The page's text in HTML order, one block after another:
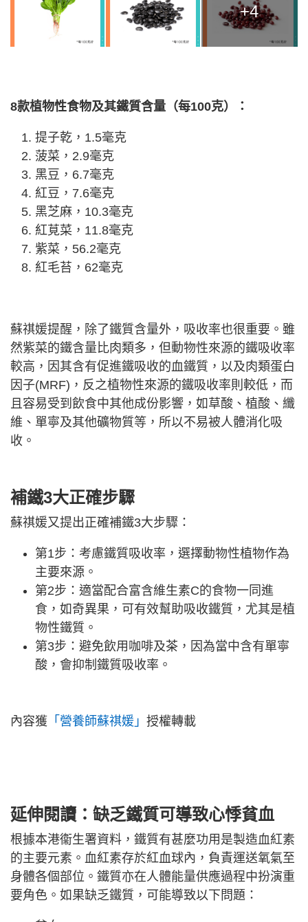
+4
8款植物性食物及其鐵質含量（每100克）：
提子乾，1.5毫克
菠菜，2.9毫克
黑豆，6.7毫克
紅豆，7.6毫克
黑芝麻，10.3毫克
紅莧菜，11.8毫克
紫菜，56.2毫克
紅毛苔，62毫克
蘇祺媛提醒，除了鐵質含量外，吸收率也很重要。雖
然紫菜的鐵含量比肉類多，但動物性來源的鐵吸收率
較高，因其含有促進鐵吸收的血鐵質，以及肉類蛋白
因子(MRF)，反之植物性來源的鐵吸收率則較低，而
且容易受到飲食中其他成份影響，如草酸、植酸、纖
維、單寧及其他礦物質等，所以不易被人體消化吸
收。
補鐵3大正確步驟
蘇祺媛又提出正確補鐵3大步驟：
第1步：考慮鐵質吸收率，選擇動物性植物作為
主要來源。
第2步：適當配合富含維生素C的食物一同進
食，如奇異果，可有效幫助吸收鐵質，尤其是植
物性鐵質。
第3步：避免飲用咖啡及茶，因為當中含有單寧
酸，會抑制鐵質吸收率。
內容獲 「營養師蘇祺媛」 授權轉載
延伸閱讀：缺乏鐵質可導致心悸貧血
根據本港衞生署資料，鐵質有甚麼功用是製造血紅素
的主要元素。血紅素存於紅血球內，負責運送氧氣至
身體各個部位。鐵質亦在人體能量供應過程中扮演重
要角色。如果缺乏鐵質，可能導致以下問題：